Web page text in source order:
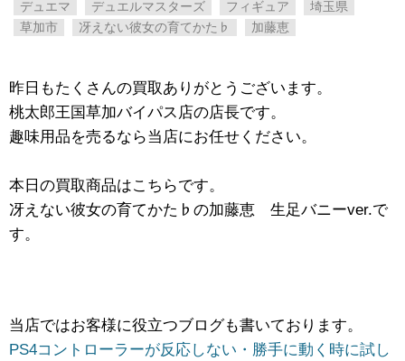
デュエマ
デュエルマスターズ フィギュア
埼玉県
草加市
冴えない彼女の育てかた♭ 加藤恵
昨日もたくさんの買取ありがとうございます。
桃太郎王国草加バイパス店の店長です。
趣味用品を売るなら当店にお任せください。
本日の買取商品はこちらです。
冴えない彼女の育てかた♭の加藤恵 生足バニーver.で
す。
当店ではお客様に役立つブログも書いております。
PS4コントローラーが反応しない・勝手に動く時に試し